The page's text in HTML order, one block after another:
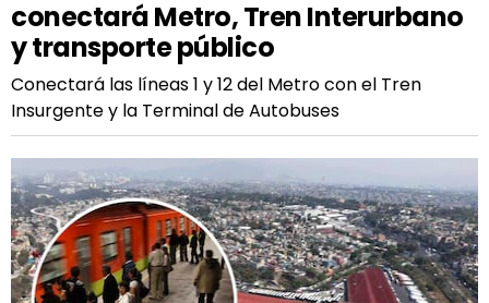
conectará Metro, Tren Interurbano
y transporte público
Conectará las líneas 1 y 12 del Metro con el Tren
Insurgente y la Terminal de Autobuses